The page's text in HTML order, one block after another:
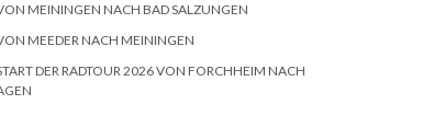
MEININGEN NACH BAD SALZUNGEN
MEEDER NACH MEININGEN
DER RADTOUR 2026 VON FORCHHEIM NACH